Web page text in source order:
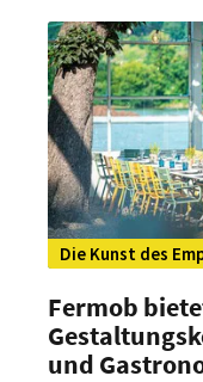
Die Kunst des
Fermob
und